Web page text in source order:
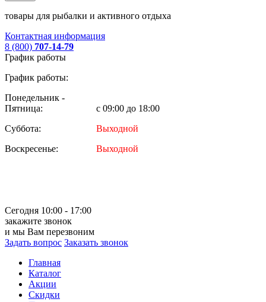
товары для рыбалки и активного отдыха
Контактная информация
8 (800) 707-14-79
График работы
График работы:
Понедельник -
Пятница:
с 09:00 до 18:00
Суббота:
Выходной
Воскресенье:
Выходной
Сегодня 10:00 - 17:00
закажите звонок
и мы Вам перезвоним
Задать вопрос Заказать звонок
Главная
Каталог
Акции
Скидки